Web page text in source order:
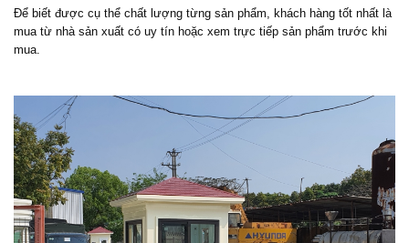
Để biết được cụ thể chất lượng từng sản phẩm, khách hàng tốt nhất là
mua từ nhà sản xuất có uy tín hoặc xem trực tiếp sản phẩm trước khi
mua.